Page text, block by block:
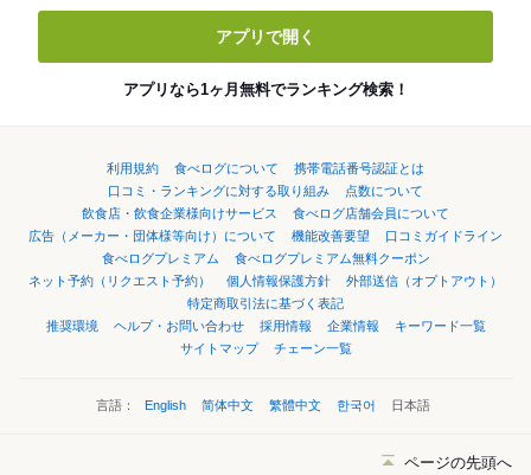
アプリで開く
アプリなら1ヶ月無料でランキング検索！
利用規約 食べログについて
携帯電話番号認証とは
口コミ・ランキングに対する取り組み
点数について
飲食店・飲食企業様向けサービス
食べログ店舗会員について
広告（メーカー・団体様等向け）について
機能改善要望
口コミガイドライン
食べログプレミアム
食べログプレミアム無料クーポン
ネット予約（リクエスト予約）
個人情報保護方針
外部送信（オプトアウト）
特定商取引法に基づく表記
推奨環境
ヘルプ・お問い合わせ 採用情報 企業情報
キーワード一覧
サイトマップ
チェーン一覧
言語： English 简体中文 繁體中文 한국어 日本語
ページの先頭へ